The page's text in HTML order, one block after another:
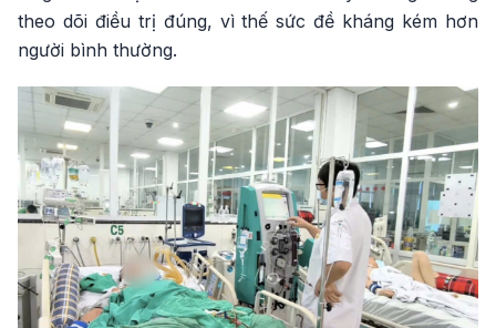
theo dõi điều trị đúng, vì thế sức đề kháng kém hơn
người bình thường.